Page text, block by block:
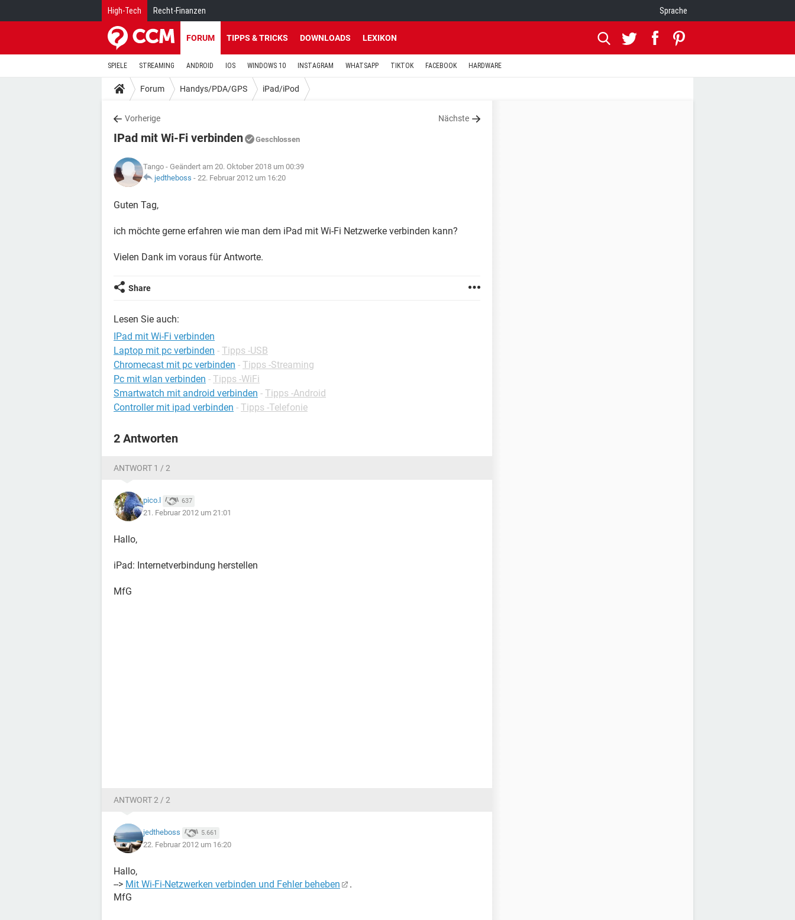
High-Tech Recht-Finanzen Sprache
FORUM TIPPS & TRICKS DOWNLOADS LEXIKON
SPIELE STREAMING ANDROID IOS WINDOWS 10 INSTAGRAM WHATSAPP TIKTOK FACEBOOK HARDWARE
Forum Handys/PDA/GPS iPad/iPod
Vorherige Nächste
IPad mit Wi-Fi verbinden Geschlossen
Tango - Geändert am 20. Oktober 2018 um 00:39
jedtheboss - 22. Februar 2012 um 16:20
Guten Tag,
ich möchte gerne erfahren wie man dem iPad mit Wi-Fi Netzwerke verbinden kann?
Vielen Dank im voraus für Antworte.
Share
Lesen Sie auch:
IPad mit Wi-Fi verbinden
Laptop mit pc verbinden - Tipps -USB
Chromecast mit pc verbinden - Tipps -Streaming
Pc mit wlan verbinden - Tipps -WiFi
Smartwatch mit android verbinden - Tipps -Android
Controller mit ipad verbinden - Tipps -Telefonie
2 Antworten
ANTWORT 1 / 2
pico.l 637
21. Februar 2012 um 21:01
Hallo,
iPad: Internetverbindung herstellen
MfG
ANTWORT 2 / 2
jedtheboss 5.661
22. Februar 2012 um 16:20
Hallo,
--> Mit Wi-Fi-Netzwerken verbinden und Fehler beheben
.
MfG